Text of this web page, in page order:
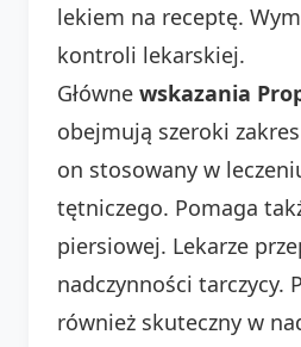
lekiem na receptę.
kontroli lekarskiej.
Główne wskazania
obejmują szeroki
on stosowany w
tętniczego. Pomaga
piersiowej. Lekarze
nadczynności tarczycy.
również skuteczny w